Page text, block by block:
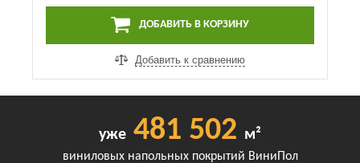
ДОБАВИТЬ В КОРЗИНУ
Добавить к сравнению
уже 481 502 м²
виниловых напольных покрытий ВиниПол